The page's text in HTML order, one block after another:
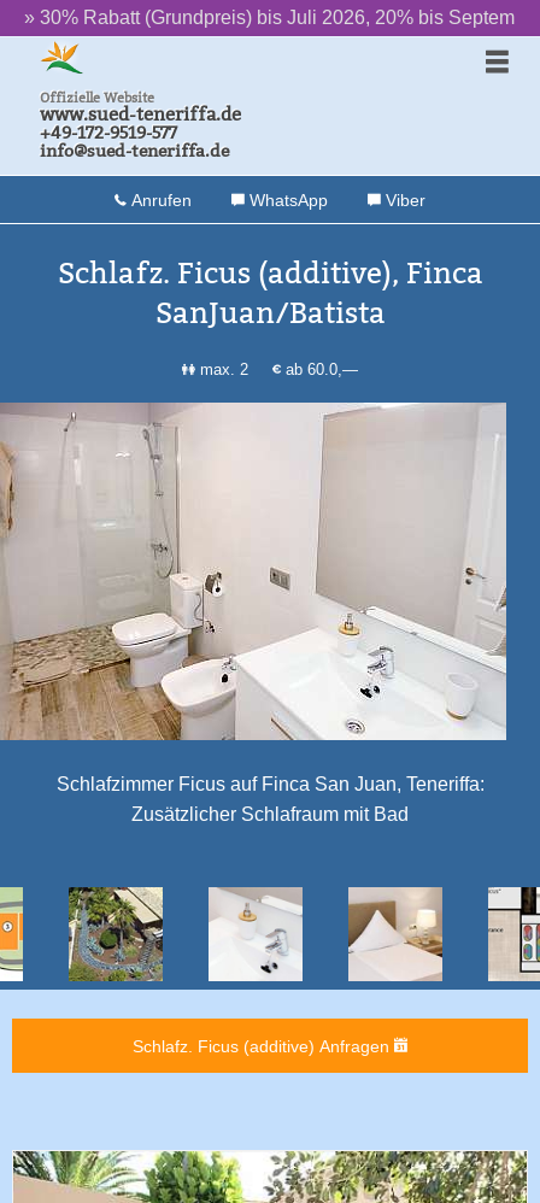
(Grundpreis) bis Juli 2026, 20% bis September ‌ ‌ ‌ ‌ ‌ ‌ ++ ‌ ‌ ‌ ‌ ‌ ‌
Offizielle Website
www.sued-teneriffa.de
+49-172-9519-577
info@sued-teneriffa.de
Anrufen WhatsApp Viber
Schlafz. Ficus (additive), Finca
SanJuan/Batista
max. 2 ab 60.0,—
Schlafzimmer Ficus auf Finca San Juan, Teneriffa:
Zusätzlicher Schlafraum mit Bad
Schlafz. Ficus (additive) Anfragen